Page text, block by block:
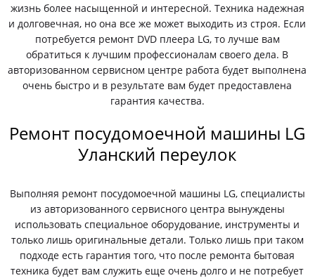
жизнь более насыщенной и интересной. Техника надежная
и долговечная, но она все же может выходить из строя. Если
потребуется ремонт DVD плеера LG, то лучше вам
обратиться к лучшим профессионалам своего дела. В
авторизованном сервисном центре работа будет выполнена
очень быстро и в результате вам будет предоставлена
гарантия качества.
Ремонт посудомоечной машины LG
Уланский переулок
Выполняя ремонт посудомоечной машины LG, специалисты
из авторизованного сервисного центра вынуждены
использовать специальное оборудование, инструменты и
только лишь оригинальные детали. Только лишь при таком
подходе есть гарантия того, что после ремонта бытовая
техника будет вам служить еще очень долго и не потребует